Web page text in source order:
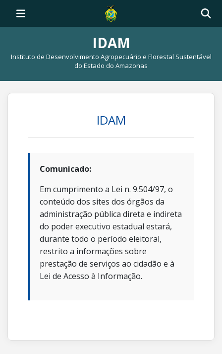
IDAM
Instituto de Desenvolvimento Agropecuário e Florestal Sustentável
do Estado do Amazonas
IDAM
Comunicado:
Em cumprimento a Lei n. 9.504/97, o
conteúdo dos sites dos órgãos da
administração pública direta e indireta
do poder executivo estadual estará,
durante todo o período eleitoral,
restrito a informações sobre
prestação de serviços ao cidadão e à
Lei de Acesso à Informação.